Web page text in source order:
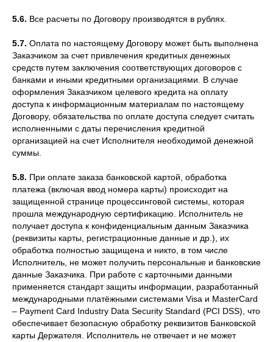
5.6. Все расчеты по Договору производятся в рублях.
5.7. Оплата по настоящему Договору может быть выполнена
Заказчиком за счет привлечения кредитных денежных
средств путем заключения соответствующих договоров с
банками и иными кредитными организациями. В случае
оформления Заказчиком целевого кредита на оплату
доступа к информационным материалам по настоящему
Договору, обязательства по оплате доступа следует считать
исполненными с даты перечисления кредитной
организацией на счет Исполнителя необходимой денежной
суммы.
5.8. При оплате заказа банковской картой, обработка
платежа (включая ввод номера карты) происходит на
защищенной странице процессинговой системы, которая
прошла международную сертификацию. Исполнитель не
получает доступа к конфиденциальным данным Заказчика
(реквизиты карты, регистрационные данные и др.), их
обработка полностью защищена и никто, в том числе
Исполнитель, не может получить персональные и банковские
данные Заказчика. При работе с карточными данными
применяется стандарт защиты информации, разработанный
международными платёжными системами Visa и MasterCard
– Payment Card Industry Data Security Standard (PCI DSS), что
обеспечивает безопасную обработку реквизитов Банковской
карты Держателя. Исполнитель не отвечает и не может